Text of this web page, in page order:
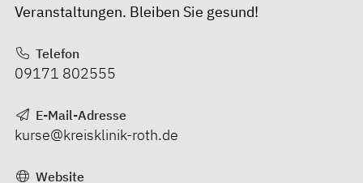
Veranstaltungen. Bleiben Sie gesund!
Telefon
09171 802555
E-Mail-Adresse
kurse@kreisklinik-roth.de
Website